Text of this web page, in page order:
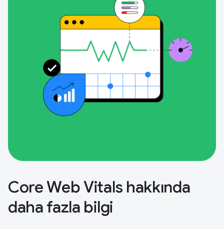
Core Web Vitals hakkında
daha fazla bilgi